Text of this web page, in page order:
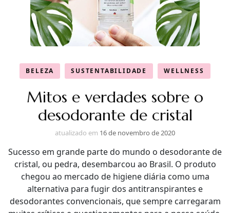
BELEZA SUSTENTABILIDADE WELLNESS
Mitos e verdades sobre o
desodorante de cristal
atualizado em 16 de novembro de 2020
Sucesso em grande parte do mundo o desodorante de
cristal, ou pedra, desembarcou ao Brasil. O produto
chegou ao mercado de higiene diária como uma
alternativa para fugir dos antitranspirantes e
desodorantes convencionais, que sempre carregaram